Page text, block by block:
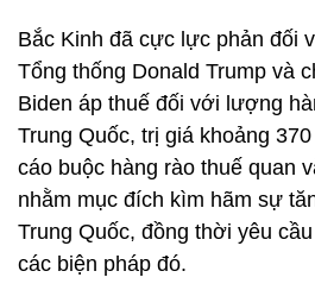
Bắc Kinh đã cực lực phản đối
Tổng thống Donald Trump và
Biden áp thuế đối với lượng
Trung Quốc, trị giá khoảng
cáo buộc hàng rào thuế quan
nhằm mục đích kìm hãm sự
Trung Quốc, đồng thời yêu
các biện pháp đó.